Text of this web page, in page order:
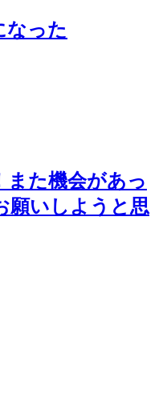
なった
また機会があっ
願いしようと思